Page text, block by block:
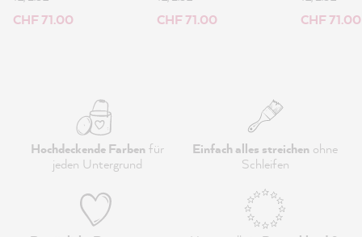
CHF 71.00 CHF 71.00 CHF 71.00
Hochdeckende Farbenfür
jeden Untergrund
Einfach alles streichen ohne
Schleifen